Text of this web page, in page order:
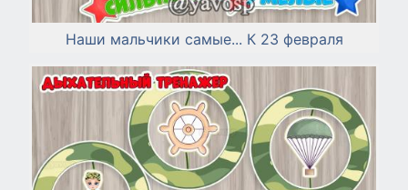
Наши мальчики самые... К 23 февраля